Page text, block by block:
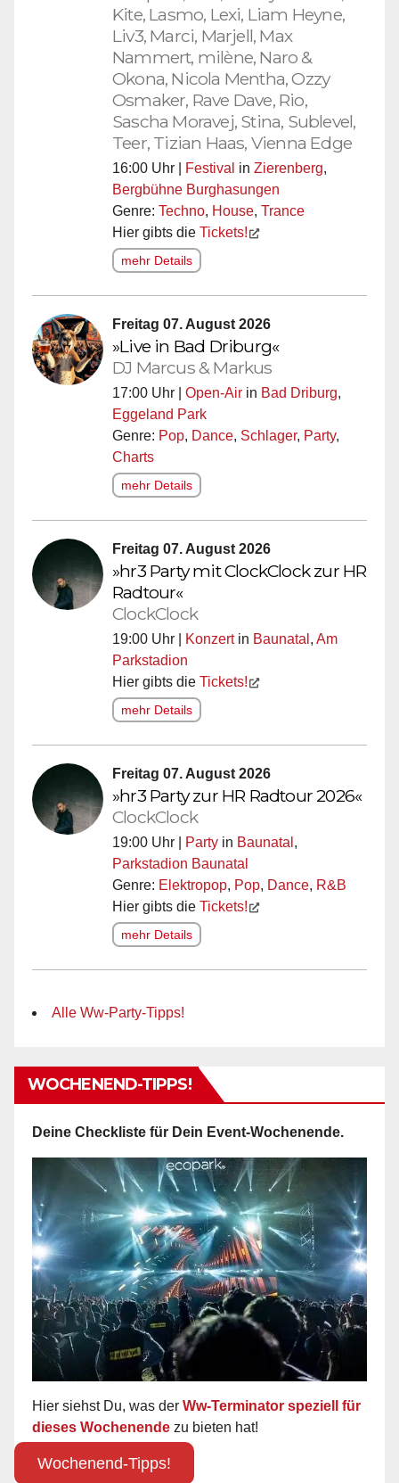
Kite, Lasmo, Lexi, Liam Heyne,
Liv3, Marci, Marjell, Max
Nammert, milène, Naro &
Okona, Nicola Mentha, Ozzy
Osmaker, Rave Dave, Rio,
Sascha Moravej, Stina, Sublevel,
Teer, Tizian Haas, Vienna Edge
16:00 Uhr | Festival in Zierenberg,
Bergbühne Burghasungen
Genre: Techno, House, Trance
Hier gibts die Tickets!
mehr Details
Freitag 07. August 2026
»Live in Bad Driburg«
DJ Marcus & Markus
17:00 Uhr | Open-Air in Bad Driburg,
Eggeland Park
Genre: Pop, Dance, Schlager, Party,
Charts
mehr Details
Freitag 07. August 2026
»hr3 Party mit ClockClock zur HR
Radtour«
ClockClock
19:00 Uhr | Konzertin Baunatal , Am
Parkstadion
Hier gibts die Tickets!
mehr Details
Freitag 07. August 2026
»hr3 Party zur HR Radtour 2026«
ClockClock
19:00 Uhr | Party in Baunatal ,
Parkstadion Baunatal
Genre: Elektropop, Pop, Dance, R&B
Hier gibts die Tickets!
mehr Details
Alle Ww-Party-Tipps!
WOCHENEND-TIPPS!
Deine Checkliste für Dein Event-Wochenende.
Hier siehst Du, was der Ww-Terminator speziell für
dieses Wochenende zu bieten hat!
Wochenend-Tipps!